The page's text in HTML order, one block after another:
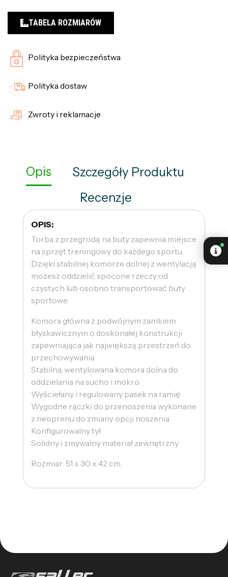
TABELA ROZMIARÓW
Polityka bezpieczeństwa
Polityka dostaw
Zwroty i reklamacje
Opis
Szczegóły Produktu
Recenzje
OPIS:
Torba z przegrodą na buty zapewnia miejsce
na sprzęt treningowy do każdego sportu.
Dzięki stabilnej komorze dolnej z wentylacją
możesz oddzielić spocone rzeczy od
czystych lub osobno transportować buty
sportowe.
Komora główna z podwójnym zamkiem
błyskawicznym o doskonałej konstrukcji
zapewniająca jak największą przestrzeń do
przechowywania
Stabilna, wentylowana komora dolna do
oddzielania na sucho i mokro
Wyściełany i regulowany pasek na ramię
Wygodne rączki do przenoszenia wykonane
z neoprenu do zmiany opcji noszenia
Konfigurowalny tył
Solidny i zmywalny materiał zewnętrzny
Rozmiar: 51 x 30 x 42 cm